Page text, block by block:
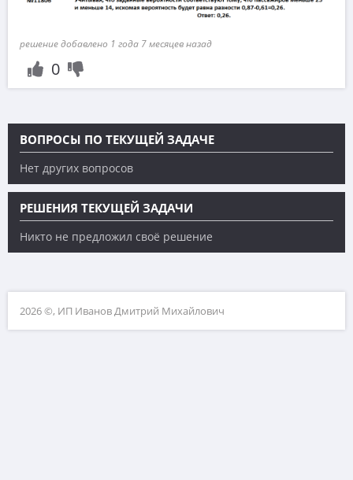
решение добавлено 1 года 7 месяцев назад
0
ВОПРОСЫ ПО ТЕКУЩЕЙ ЗАДАЧЕ
Нет других вопросов
РЕШЕНИЯ ТЕКУЩЕЙ ЗАДАЧИ
Никто не предложил своё решение
2026 ©, ИП Иванов Дмитрий Михайлович